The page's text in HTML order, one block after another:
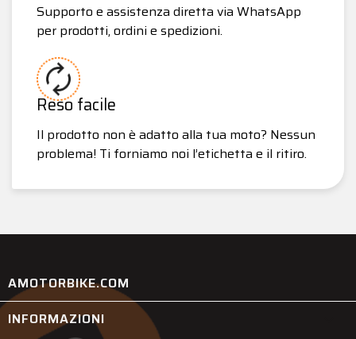
Supporto e assistenza diretta via WhatsApp
per prodotti, ordini e spedizioni.
Reso facile
Il prodotto non è adatto alla tua moto? Nessun
problema! Ti forniamo noi l’etichetta e il ritiro.
AMOTORBIKE.COM
INFORMAZIONI